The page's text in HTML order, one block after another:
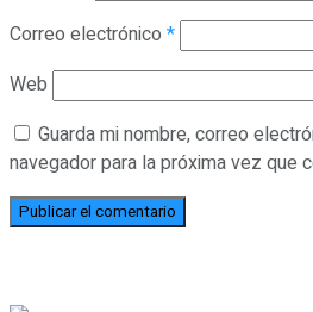
Correo electrónico *
Web
Guarda mi nombre, correo
navegador para la próxima vez que